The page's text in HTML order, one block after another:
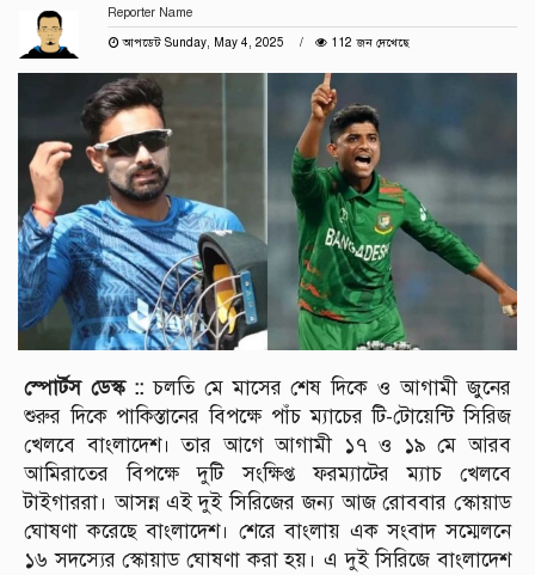
Reporter Name
আপডেট Sunday, May 4, 2025
112 জন দেখেছে
স্পোর্টস ডেস্ক ::চলতি মে মাসের শেষ দিকে ও আগামী জুনের
শুরুর দিকে পাকিস্তানের বিপক্ষে পাঁচ ম্যাচের টি-টোয়েন্টি সিরিজ
খেলবে বাংলাদেশ। তার আগে আগামী ১৭ ও ১৯ মে আরব
আমিরাতের বিপক্ষে দুটি সংক্ষিপ্ত ফরম্যাটের ম্যাচ খেলবে
টাইগাররা। আসন্ন এই দুই সিরিজের জন্য আজ রোববার স্কোয়াড
ঘোষণা করেছে বাংলাদেশ। শেরে বাংলায় এক সংবাদ সম্মেলনে
১৬ সদস্যের স্কোয়াড ঘোষণা করা হয়। এ দুই সিরিজে বাংলাদেশ